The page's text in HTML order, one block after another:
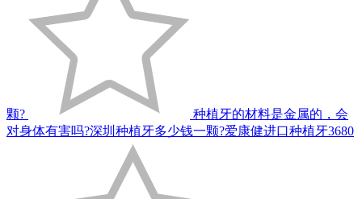
颗?
种植牙的材料是金属的，会
对身体有害吗?深圳种植牙多少钱一颗?爱康健进口种植牙3680